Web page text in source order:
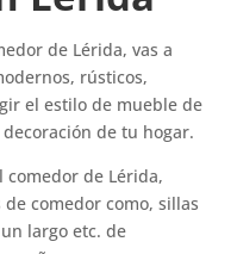
de Lérida, vas a
rústicos,
el estilo de mueble de
de tu hogar.
comedor de Lérida,
comedor como, sillas
largo etc. de